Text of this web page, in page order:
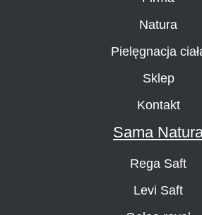
Natura
Pielęgnacja
Sklep
Kontakt
Sama
Rega Saft
Levi Saft